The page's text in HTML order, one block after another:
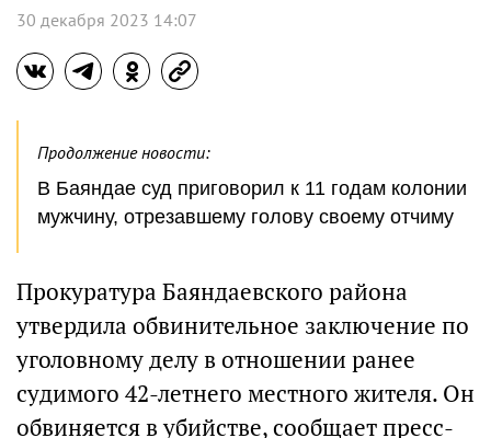
30 декабря 2023 14:07
Продолжение новости:
В Баяндае суд приговорил к 11 годам колонии
мужчину, отрезавшему голову своему отчиму
Прокуратура Баяндаевского района
утвердила обвинительное заключение по
уголовному делу в отношении ранее
судимого 42-летнего местного жителя. Он
обвиняется в убийстве, сообщает пресс-